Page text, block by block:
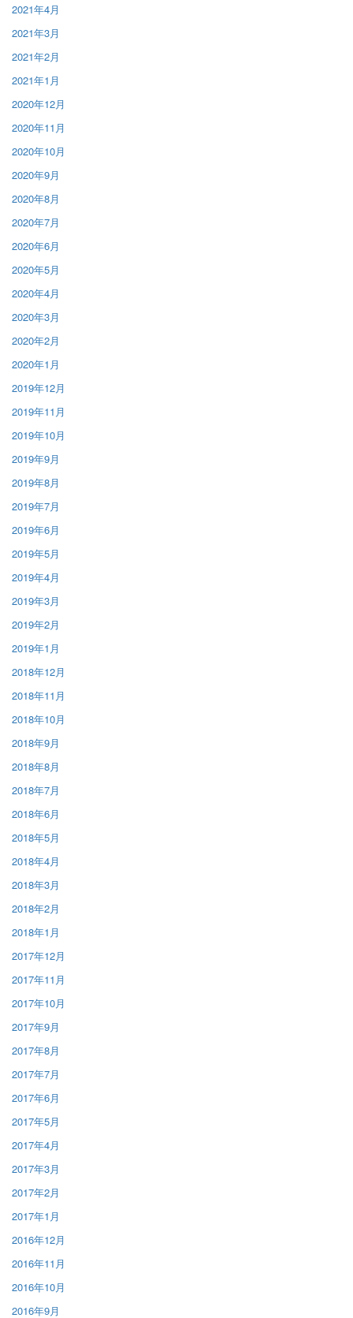
2021年4月
2021年3月
2021年2月
2021年1月
2020年12月
2020年11月
2020年10月
2020年9月
2020年8月
2020年7月
2020年6月
2020年5月
2020年4月
2020年3月
2020年2月
2020年1月
2019年12月
2019年11月
2019年10月
2019年9月
2019年8月
2019年7月
2019年6月
2019年5月
2019年4月
2019年3月
2019年2月
2019年1月
2018年12月
2018年11月
2018年10月
2018年9月
2018年8月
2018年7月
2018年6月
2018年5月
2018年4月
2018年3月
2018年2月
2018年1月
2017年12月
2017年11月
2017年10月
2017年9月
2017年8月
2017年7月
2017年6月
2017年5月
2017年4月
2017年3月
2017年2月
2017年1月
2016年12月
2016年11月
2016年10月
2016年9月